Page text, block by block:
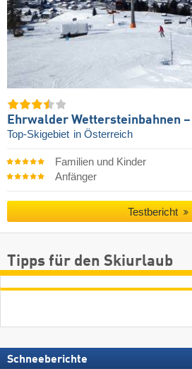
Ehrwalder Wettersteinbahnen
Top-Skigebiet in Österreich
Familien und Kinder
Anfänger
Testbericht
Tipps für den Skiurlaub
Schneeberichte